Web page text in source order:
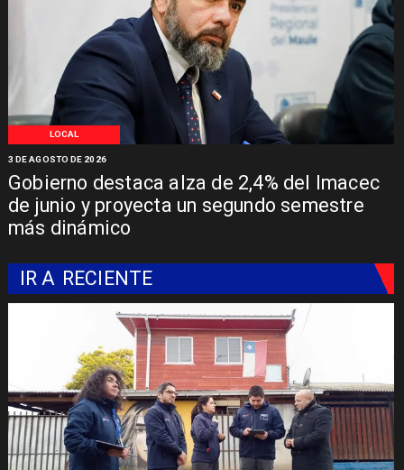
LOCAL
Gobierno destaca alza de 2,4% del Imacec
de junio y proyecta un segundo semestre
más dinámico
3 DE AGOSTO DE 2026
IR A RECIENTE